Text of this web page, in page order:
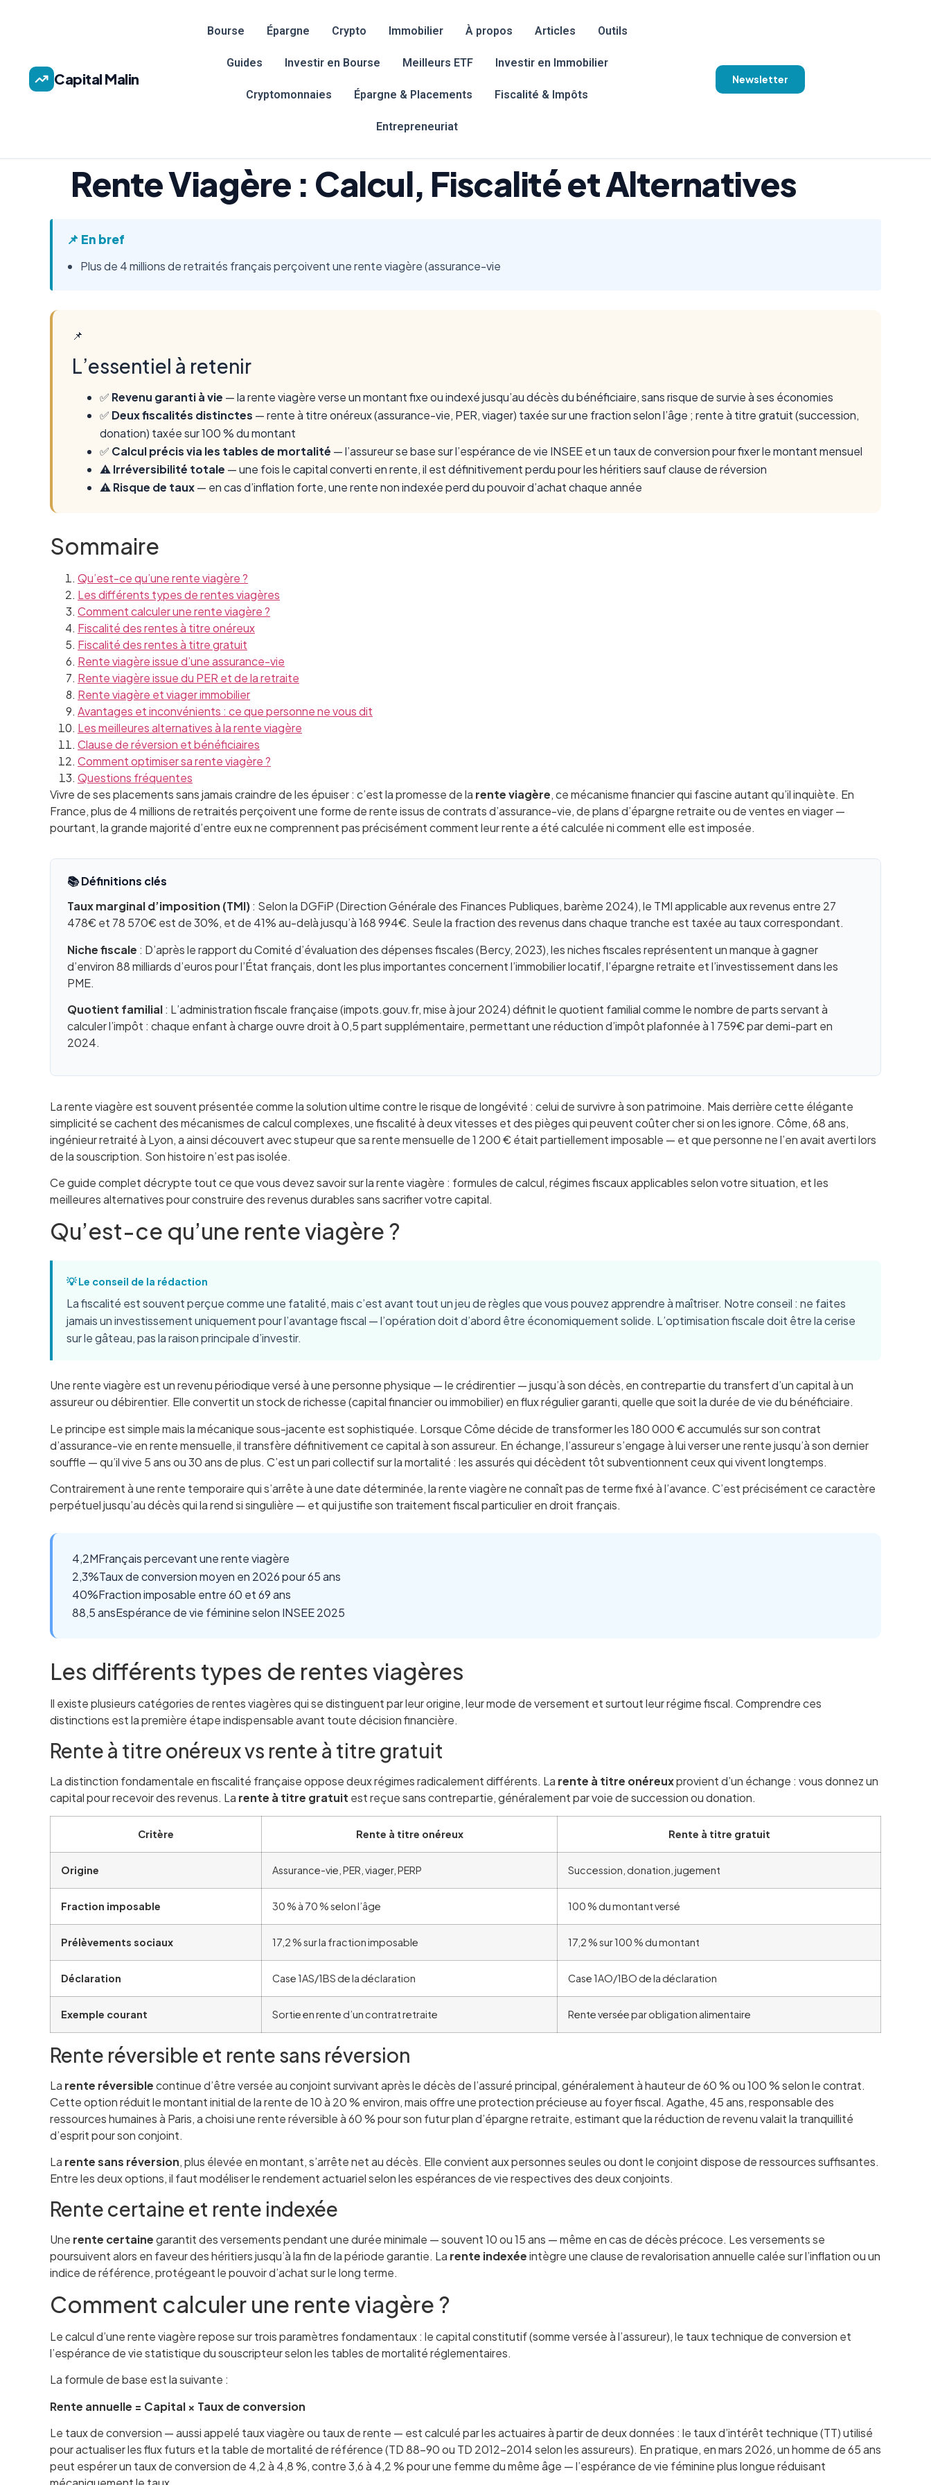
Capital Malin
Bourse Épargne Crypto Immobilier À propos Articles Outils
Guides Investir en Bourse Meilleurs ETF Investir en Immobilier
Cryptomonnaies Épargne & Placements Fiscalité & Impôts
Entrepreneuriat
Newsletter
Rente Viagère : Calcul, Fiscalité et Alternatives
📌 En bref
Plus de 4 millions de retraités français perçoivent une rente viagère (assurance-vie
📌
L’essentiel à retenir
✅ Revenu garanti à vie — la rente viagère verse un montant fixe ou indexé jusqu’au décès du bénéficiaire, sans risque de survie à ses économies
✅ Deux fiscalités distinctes — rente à titre onéreux (assurance-vie, PER, viager) taxée sur une fraction selon l’âge ; rente à titre gratuit (succession,
donation) taxée sur 100 % du montant
✅ Calcul précis via les tables de mortalité — l’assureur se base sur l’espérance de vie INSEE et un taux de conversion pour fixer le montant mensuel
⚠️Irréversibilité totale — une fois le capital converti en rente, il est définitivement perdu pour les héritiers sauf clause de réversion
⚠️Risque de taux— en cas d’inflation forte, une rente non indexée perd du pouvoir d’achat chaque année
Sommaire
Qu’est-ce qu’une rente viagère ?
Les différents types de rentes viagères
Comment calculer une rente viagère ?
Fiscalité des rentes à titre onéreux
Fiscalité des rentes à titre gratuit
Rente viagère issue d’une assurance-vie
Rente viagère issue du PER et de la retraite
Rente viagère et viager immobilier
Avantages et inconvénients : ce que personne ne vous dit
Les meilleures alternatives à la rente viagère
Clause de réversion et bénéficiaires
Comment optimiser sa rente viagère ?
Questions fréquentes
Vivre de ses placements sans jamais craindre de les épuiser : c’est la promesse de la rente viagère, ce mécanisme financier qui fascine autant qu’il inquiète. En
France, plus de 4 millions de retraités perçoivent une forme de rente issus de contrats d’assurance-vie, de plans d’épargne retraite ou de ventes en viager —
pourtant, la grande majorité d’entre eux ne comprennent pas précisément comment leur rente a été calculée ni comment elle est imposée.
📚 Définitions clés
Taux marginal d’imposition (TMI): Selon la DGFiP (Direction Générale des Finances Publiques, barème 2024), le TMI applicable aux revenus entre 27
478€ et 78 570€ est de 30%, et de 41% au-delà jusqu’à 168 994€. Seule la fraction des revenus dans chaque tranche est taxée au taux correspondant.
Niche fiscale : D’après le rapport du Comité d’évaluation des dépenses fiscales (Bercy, 2023), les niches fiscales représentent un manque à gagner
d’environ 88 milliards d’euros pour l’État français, dont les plus importantes concernent l’immobilier locatif, l’épargne retraite et l’investissement dans les
PME.
Quotient familial: L’administration fiscale française (impots.gouv.fr, mise à jour 2024) définit le quotient familial comme le nombre de parts servant à
calculer l’impôt : chaque enfant à charge ouvre droit à 0,5 part supplémentaire, permettant une réduction d’impôt plafonnée à 1 759€ par demi-part en
2024.
La rente viagère est souvent présentée comme la solution ultime contre le risque de longévité : celui de survivre à son patrimoine. Mais derrière cette élégante
simplicité se cachent des mécanismes de calcul complexes, une fiscalité à deux vitesses et des pièges qui peuvent coûter cher si on les ignore. Côme, 68 ans,
ingénieur retraité à Lyon, a ainsi découvert avec stupeur que sa rente mensuelle de 1 200 € était partiellement imposable — et que personne ne l’en avait averti lors
de la souscription. Son histoire n’est pas isolée.
Ce guide complet décrypte tout ce que vous devez savoir sur la rente viagère : formules de calcul, régimes fiscaux applicables selon votre situation, et les
meilleures alternatives pour construire des revenus durables sans sacrifier votre capital.
Qu’est-ce qu’une rente viagère ?
💡 Le conseil de la rédaction
La fiscalité est souvent perçue comme une fatalité, mais c’est avant tout un jeu de règles que vous pouvez apprendre à maîtriser. Notre conseil : ne faites
jamais un investissement uniquement pour l’avantage fiscal — l’opération doit d’abord être économiquement solide. L’optimisation fiscale doit être la cerise
sur le gâteau, pas la raison principale d’investir.
Une rente viagère est un revenu périodique versé à une personne physique — le crédirentier — jusqu’à son décès, en contrepartie du transfert d’un capital à un
assureur ou débirentier. Elle convertit un stock de richesse (capital financier ou immobilier) en flux régulier garanti, quelle que soit la durée de vie du bénéficiaire.
Le principe est simple mais la mécanique sous-jacente est sophistiquée. Lorsque Côme décide de transformer les 180 000 € accumulés sur son contrat
d’assurance-vie en rente mensuelle, il transfère définitivement ce capital à son assureur. En échange, l’assureur s’engage à lui verser une rente jusqu’à son dernier
souffle — qu’il vive 5 ans ou 30 ans de plus. C’est un pari collectif sur la mortalité : les assurés qui décèdent tôt subventionnent ceux qui vivent longtemps.
Contrairement à une rente temporaire qui s’arrête à une date déterminée, la rente viagère ne connaît pas de terme fixé à l’avance. C’est précisément ce caractère
perpétuel jusqu’au décès qui la rend si singulière — et qui justifie son traitement fiscal particulier en droit français.
4,2MFrançais percevant une rente viagère
2,3%Taux de conversion moyen en 2026 pour 65 ans
40%Fraction imposable entre 60 et 69 ans
88,5 ansEspérance de vie féminine selon INSEE 2025
Les différents types de rentes viagères
Il existe plusieurs catégories de rentes viagères qui se distinguent par leur origine, leur mode de versement et surtout leur régime fiscal. Comprendre ces
distinctions est la première étape indispensable avant toute décision financière.
Rente à titre onéreux vs rente à titre gratuit
La distinction fondamentale en fiscalité française oppose deux régimes radicalement différents. La rente à titre onéreuxprovient d’un échange : vous donnez un
capital pour recevoir des revenus. La rente à titre gratuit est reçue sans contrepartie, généralement par voie de succession ou donation.
Critère Rente à titre onéreux Rente à titre gratuit
Origine Assurance-vie, PER, viager, PERP Succession, donation, jugement
Fraction imposable 30 % à 70 % selon l’âge 100 % du montant versé
Prélèvements sociaux 17,2 % sur la fraction imposable 17,2 % sur 100 % du montant
Déclaration Case 1AS/1BS de la déclaration Case 1AO/1BO de la déclaration
Exemple courant Sortie en rente d’un contrat retraite Rente versée par obligation alimentaire
Rente réversible et rente sans réversion
La rente réversiblecontinue d’être versée au conjoint survivant après le décès de l’assuré principal, généralement à hauteur de 60 % ou 100 % selon le contrat.
Cette option réduit le montant initial de la rente de 10 à 20 % environ, mais offre une protection précieuse au foyer fiscal. Agathe, 45 ans, responsable des
ressources humaines à Paris, a choisi une rente réversible à 60 % pour son futur plan d’épargne retraite, estimant que la réduction de revenu valait la tranquillité
d’esprit pour son conjoint.
La rente sans réversion, plus élevée en montant, s’arrête net au décès. Elle convient aux personnes seules ou dont le conjoint dispose de ressources suffisantes.
Entre les deux options, il faut modéliser le rendement actuariel selon les espérances de vie respectives des deux conjoints.
Rente certaine et rente indexée
Une rente certainegarantit des versements pendant une durée minimale — souvent 10 ou 15 ans — même en cas de décès précoce. Les versements se
poursuivent alors en faveur des héritiers jusqu’à la fin de la période garantie. La rente indexéeintègre une clause de revalorisation annuelle calée sur l’inflation ou un
indice de référence, protégeant le pouvoir d’achat sur le long terme.
Comment calculer une rente viagère ?
Le calcul d’une rente viagère repose sur trois paramètres fondamentaux : le capital constitutif (somme versée à l’assureur), le taux technique de conversion et
l’espérance de vie statistique du souscripteur selon les tables de mortalité réglementaires.
La formule de base est la suivante :
Rente annuelle = Capital × Taux de conversion
Le taux de conversion — aussi appelé taux viagère ou taux de rente — est calculé par les actuaires à partir de deux données : le taux d’intérêt technique (TT) utilisé
pour actualiser les flux futurs et la table de mortalité de référence (TD 88-90 ou TD 2012-2014 selon les assureurs). En pratique, en mars 2026, un homme de 65 ans
peut espérer un taux de conversion de 4,2 à 4,8 %, contre 3,6 à 4,2 % pour une femme du même âge — l’espérance de vie féminine plus longue réduisant